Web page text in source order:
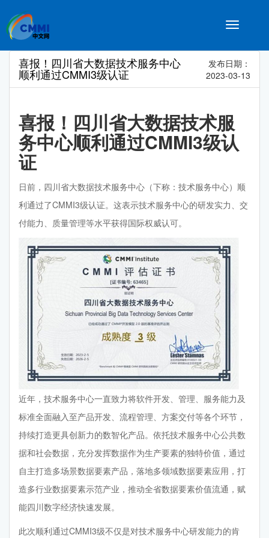
Toggle
喜报！四川省大数据技术服务中心
顺利通过CMMI3级认证
发布日期：
2023-03-13
喜报！四川省大数据技术服
务中心顺利通过CMMI3级认
证
日前，四川省大数据技术服务中心（下称：技术服务中心）顺
利通过了CMMI3级认证。这表示技术服务中心的研发实力、交
付能力、质量管理等水平获得国际权威认可。
近年，技术服务中心一直致力将软件开发、管理、服务能力及
标准全面融入至产品开发、流程管理、方案交付等各个环节，
持续打造更具创新力的数智化产品。依托技术服务中心公共数
据和社会数据，充分发挥数据作为生产要素的独特价值，通过
自主打造多场景数据要素产品，落地多领域数据要素应用，打
造多行业数据要素示范产业，推动全省数据要素价值流通，赋
能四川数字经济快速发展。
此次顺利通过CMMI3级不仅是对技术服务中心研发能力的肯